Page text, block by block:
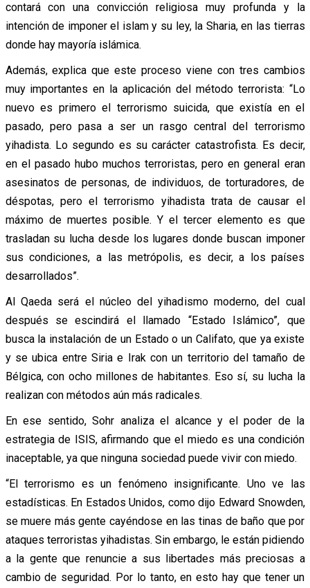
contará con una convicción religiosa muy profunda y la
intención de imponer el islam y su ley, la Sharia, en las tierras
donde hay mayoría islámica.
Además, explica que este proceso viene con tres cambios
muy importantes en la aplicación del método terrorista: “Lo
nuevo es primero el terrorismo suicida, que existía en el
pasado, pero pasa a ser un rasgo central del terrorismo
yihadista. Lo segundo es su carácter catastrofista. Es decir,
en el pasado hubo muchos terroristas, pero en general eran
asesinatos de personas, de individuos, de torturadores, de
déspotas, pero el terrorismo yihadista trata de causar el
máximo de muertes posible. Y el tercer elemento es que
trasladan su lucha desde los lugares donde buscan imponer
sus condiciones, a las metrópolis, es decir, a los países
desarrollados”.
Al Qaeda será el núcleo del yihadismo moderno, del cual
después se escindirá el llamado “Estado Islámico”, que
busca la instalación de un Estado o un Califato, que ya existe
y se ubica entre Siria e Irak con un territorio del tamaño de
Bélgica, con ocho millones de habitantes. Eso sí, su lucha la
realizan con métodos aún más radicales.
En ese sentido, Sohr analiza el alcance y el poder de la
estrategia de ISIS, afirmando que el miedo es una condición
inaceptable, ya que ninguna sociedad puede vivir con miedo.
“El terrorismo es un fenómeno insignificante. Uno ve las
estadísticas. En Estados Unidos, como dijo Edward Snowden,
se muere más gente cayéndose en las tinas de baño que por
ataques terroristas yihadistas. Sin embargo, le están pidiendo
a la gente que renuncie a sus libertades más preciosas a
cambio de seguridad. Por lo tanto, en esto hay que tener un